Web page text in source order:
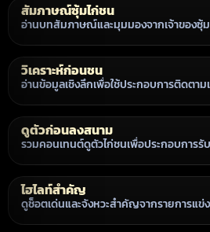
สัมภาษณ์ซุ้มไก่ชน
อ่านบทสัมภาษณ์และมุมมองจากเจ้าของซุ้
วิเคราะห์ก่อนชน
อ่านข้อมูลเชิงลึกเพื่อใช้ประกอบการติดตาม
ดูตัวก่อนลงสนาม
รวมคอนเทนต์ดูตัวไก่ชนเพื่อประกอบการรั
ไฮไลท์สำคัญ
ดูช็อตเด่นและจังหวะสำคัญจากรายการแข่